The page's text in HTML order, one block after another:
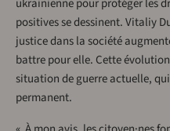
positives se dessinent. Vitaliy
justice dans la société
battre pour elle. Cette
situation de guerre actuelle,
permanent.